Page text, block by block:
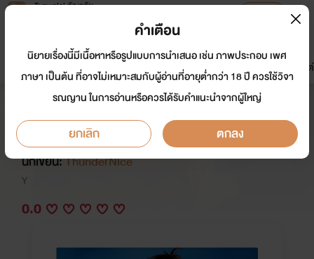
Tunwalai ธัญวลัย
หน้าแรก นิยาย อีบุ๊ก การ์ตูน
มาใหม่
ดรีมแชท ธัญลิสต์
[Fic Undertale All AU] ภาค 1 For
My Love แด่เธอที่รัก (Error X Ink)
นักเขียน:ThunderNice
Y
0.0
คำเตือน
นิยายเรื่องนี้มีเนื้อหาหรือรูปแบบการนำเสนอ เช่น ภาพประกอบ เพศ
ภาษา เป็นต้น ที่อาจไม่เหมาะสมกับผู้อ่านที่อายุต่ำกว่า 18 ปี ควรใช้วิจา
รณญาน ในการอ่านหรือควรได้รับคำแนะนำจากผู้ใหญ่
ยกเลิก ตกลง